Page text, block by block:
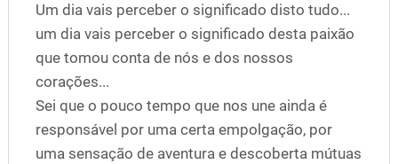
Um dia vais perceber o significado disto tudo...
um dia vais perceber o significado desta paixão
que tomou conta de nós e dos nossos
corações...
Sei que o pouco tempo que nos une ainda é
responsável por uma certa empolgação, por
uma sensação de aventura e descoberta mútuas